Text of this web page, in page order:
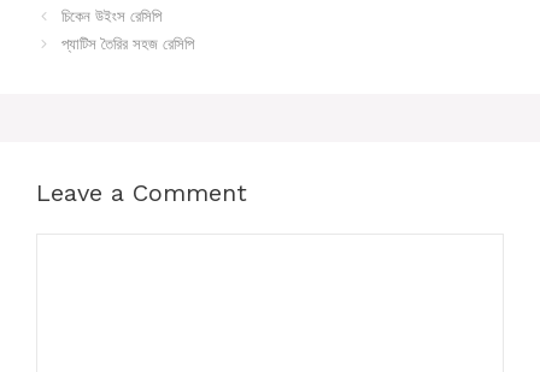
চিকেন উইংস রেসিপি
প্যাটিস তৈরির সহজ রেসিপি
Leave a Comment